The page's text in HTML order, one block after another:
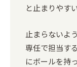
と止まりやす
止まらないよ
専任で担当す
にボールを持